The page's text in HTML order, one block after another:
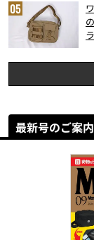
最新号のご案内